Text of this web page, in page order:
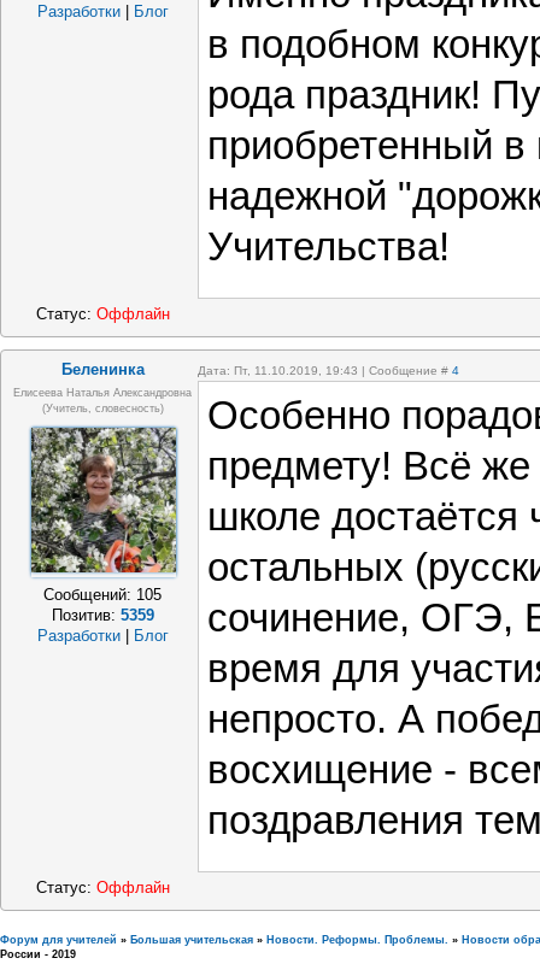
Разработки Блог
в подобном
рода праздник!
приобретенный в
надежной
Учительства!
Статус: Оффлайн
Беленинка Дата: Пт, 11.10.2019, 19:43 | Сообщение # 4
Елисеева Наталья Александровна
(Учитель, словесность)
Сообщений: 105
Позитив: 5359
Разработки
Блог
Особенно
предмету! Всё
школе достаётся
остальных
сочинение, ОГЭ,
время для
непросто. А
восхищение -
поздравления
Статус: Оффлайн
Форум для учителей » Большая учительская » Новости. Реформы. Проблемы. » Новости
России - 2019